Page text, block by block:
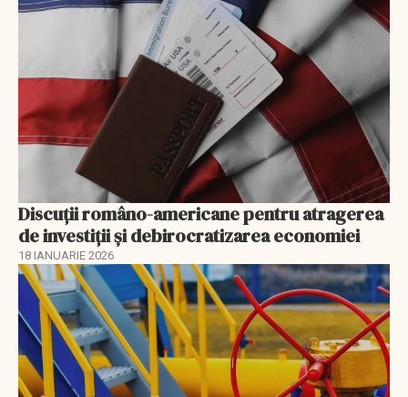
Discuţii româno-americane pentru atragerea
de investiţii şi debirocratizarea economiei
18 IANUARIE 2026